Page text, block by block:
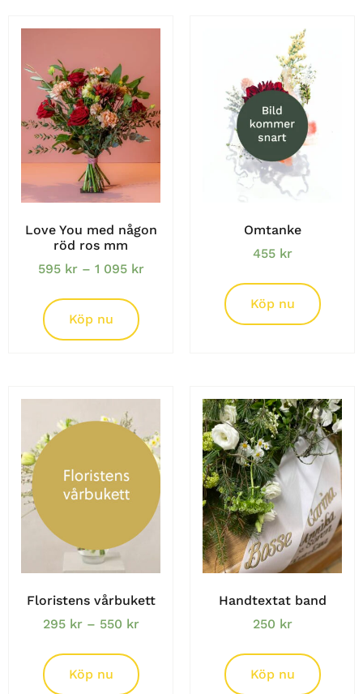
Love You med någon
röd ros mm
595 kr – 1 095 kr
Köp nu
Omtanke
455 kr
Köp nu
Floristens vårbukett
295 kr – 550 kr
Köp nu
Handtextat band
250 kr
Köp nu